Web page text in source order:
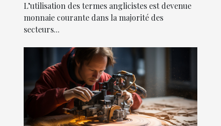
L’utilisation des termes anglicistes est devenue
monnaie courante dans la majorité des
secteurs...